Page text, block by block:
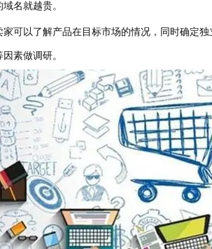
名就越贵。
可以了解产品在目标市场的情况，同时确定
素做调研。